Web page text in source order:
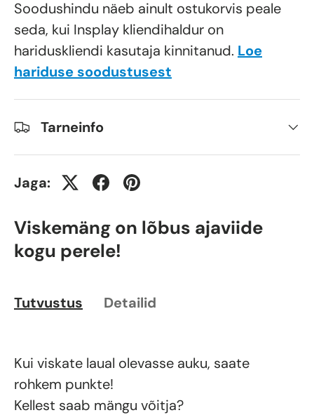
Soodushindu näeb ainult ostukorvis peale
seda, kui Insplay kliendihaldur on
hariduskliendi kasutaja kinnitanud. Loe
hariduse soodustusest
Tarneinfo
Jaga:
Viskemäng on lõbus ajaviide
kogu perele!
Tutvustus Detailid
Kui viskate laual olevasse auku, saate
rohkem punkte!
Kellest saab mängu võitja?